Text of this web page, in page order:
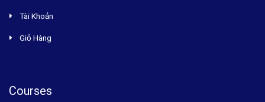
Tài Khoản
Giỏ Hàng
Courses